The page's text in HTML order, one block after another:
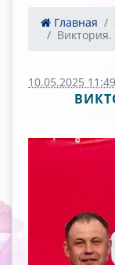
Главная
10.05.2025 11:49